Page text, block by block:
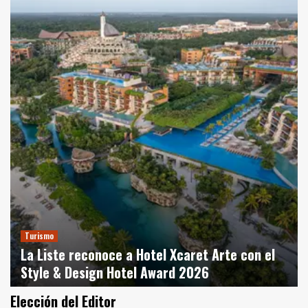
Turismo
La Liste reconoce a Hotel Xcaret Arte con el
Style & Design Hotel Award 2026
agosto 9, 2026
Elección del Editor